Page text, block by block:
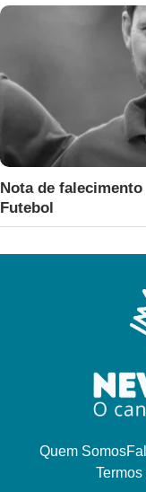
Nota de
Futebol
Quem Somos